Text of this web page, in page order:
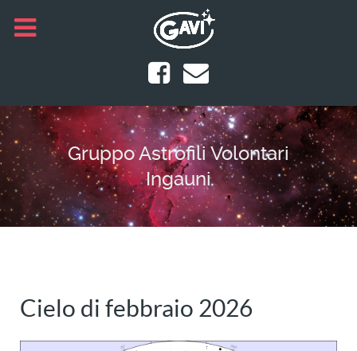
Gruppo Astrofili Volontari
Ingauni
Cielo di febbraio 2026